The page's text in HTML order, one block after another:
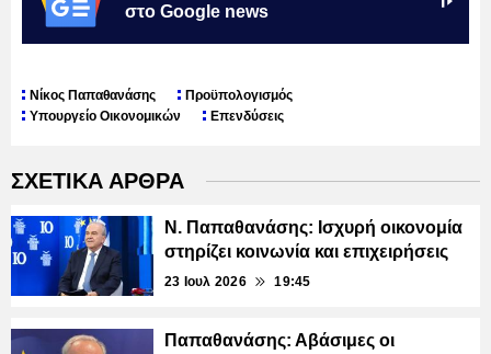
στο Google news
Νίκος Παπαθανάσης
Προϋπολογισμός
Υπουργείο Οικονομικών
Επενδύσεις
ΣΧΕΤΙΚΑ ΑΡΘΡΑ
Ν. Παπαθανάσης: Ισχυρή οικονομία
στηρίζει κοινωνία και επιχειρήσεις
23 Ιουλ 2026 19:45
Παπαθανάσης: Αβάσιμες οι